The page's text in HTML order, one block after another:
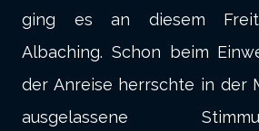
ging es an diesem
Albaching. Schon beim
der Anreise herrschte in der
ausgelassene